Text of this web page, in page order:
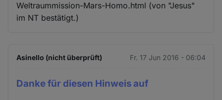
Weltraummission-Mars-Homo.html (von "Jesus"
im NT bestätigt.)
Asinello (nicht überprüft) Fr. 17 Jun 2016 - 06:04
Danke für diesen Hinweis auf